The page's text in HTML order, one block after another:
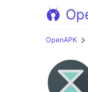
OpenAPK